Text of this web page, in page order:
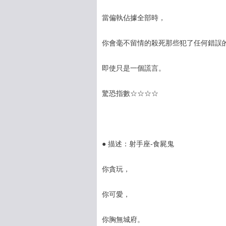
當偏執佔據全部時，
你會毫不留情的殺死那些犯了任何錯誤
即使只是一個謊言。
驚恐指數☆☆☆☆
● 描述：射手座-食屍鬼
你貪玩，
你可愛，
你胸無城府。